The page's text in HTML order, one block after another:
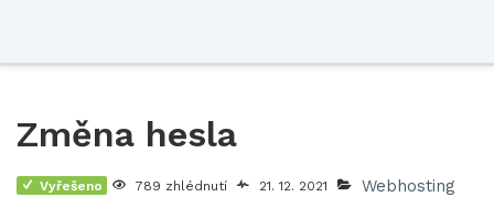
Změna hesla
Vyřešeno 789 zhlédnutí 21. 12. 2021 Webhosting